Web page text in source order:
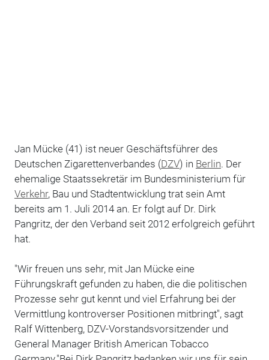
Jan Mücke (41) ist neuer Geschäftsführer des
Deutschen Zigarettenverbandes (DZV) in Berlin. Der
ehemalige Staatssekretär im Bundesministerium für
Verkehr, Bau und Stadtentwicklung trat sein Amt
bereits am 1. Juli 2014 an. Er folgt auf Dr. Dirk
Pangritz, der den Verband seit 2012 erfolgreich geführt
hat.
"Wir freuen uns sehr, mit Jan Mücke eine
Führungskraft gefunden zu haben, die die politischen
Prozesse sehr gut kennt und viel Erfahrung bei der
Vermittlung kontroverser Positionen mitbringt", sagt
Ralf Wittenberg, DZV-Vorstandsvorsitzender und
General Manager British American Tobacco